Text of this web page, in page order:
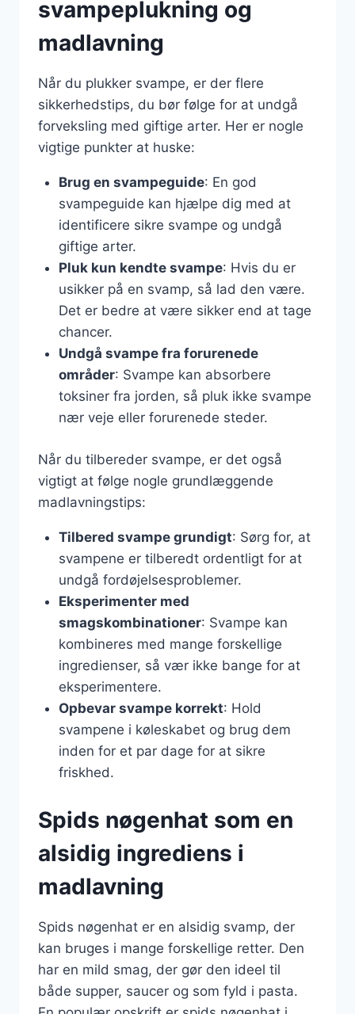
svampeplukning og
madlavning
Når du plukker svampe, er der flere
sikkerhedstips, du bør følge for at undgå
forveksling med giftige arter. Her er nogle
vigtige punkter at huske:
Brug en svampeguide: En god
svampeguide kan hjælpe dig med at
identificere sikre svampe og undgå
giftige arter.
Pluk kun kendte svampe: Hvis du er
usikker på en svamp, så lad den være.
Det er bedre at være sikker end at tage
chancer.
Undgå svampe fra forurenede
områder: Svampe kan absorbere
toksiner fra jorden, så pluk ikke svampe
nær veje eller forurenede steder.
Når du tilbereder svampe, er det også
vigtigt at følge nogle grundlæggende
madlavningstips:
Tilbered svampe grundigt: Sørg for, at
svampene er tilberedt ordentligt for at
undgå fordøjelsesproblemer.
Eksperimenter med
smagskombinationer: Svampe kan
kombineres med mange forskellige
ingredienser, så vær ikke bange for at
eksperimentere.
Opbevar svampe korrekt: Hold
svampene i køleskabet og brug dem
inden for et par dage for at sikre
friskhed.
Spids nøgenhat som en
alsidig ingrediens i
madlavning
Spids nøgenhat er en alsidig svamp, der
kan bruges i mange forskellige retter. Den
har en mild smag, der gør den ideel til
både supper, saucer og som fyld i pasta.